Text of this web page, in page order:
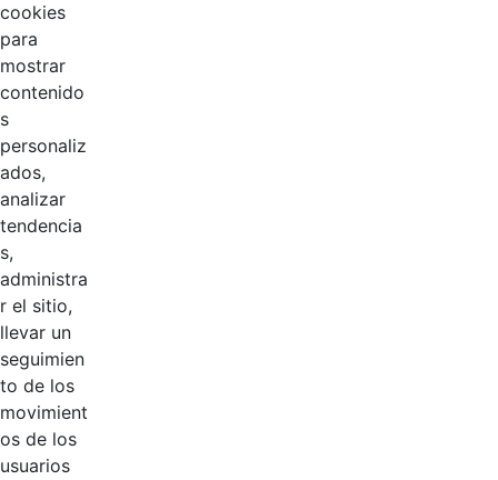
Productos
AÑADIR COMENTARIOS
cookies
para
mostrar
contenido
s
personaliz
ados,
analizar
tendencia
s,
administra
r el sitio,
llevar un
seguimien
to de los
movimient
os de los
usuarios